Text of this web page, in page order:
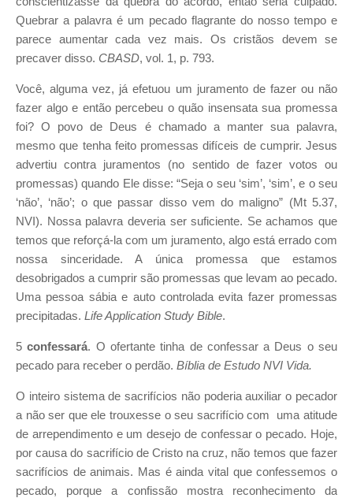
Quebrar a palavra é um pecado flagrante do nosso tempo e
parece aumentar cada vez mais. Os cristãos devem se
precaver disso. CBASD, vol. 1, p. 793.
Você, alguma vez, já efetuou um juramento de fazer ou não
fazer algo e então percebeu o quão insensata sua promessa
foi? O povo de Deus é chamado a manter sua palavra,
mesmo que tenha feito promessas difíceis de cumprir. Jesus
advertiu contra juramentos (no sentido de fazer votos ou
promessas) quando Ele disse: “Seja o seu ‘sim’, ‘sim’, e o seu
‘não’, ‘não’; o que passar disso vem do maligno” (Mt 5.37,
NVI). Nossa palavra deveria ser suficiente. Se achamos que
temos que reforçá-la com um juramento, algo está errado com
nossa sinceridade. A única promessa que estamos
desobrigados a cumprir são promessas que levam ao pecado.
Uma pessoa sábia e auto controlada evita fazer promessas
precipitadas. Life Application Study Bible.
5confessará. O ofertante tinha de confessar a Deus o seu
pecado para receber o perdão. Bíblia de Estudo NVI Vida.
O inteiro sistema de sacrifícios não poderia auxiliar o pecador
a não ser que ele trouxesse o seu sacrifício com uma atitude
de arrependimento e um desejo de confessar o pecado. Hoje,
por causa do sacrifício de Cristo na cruz, não temos que fazer
sacrifícios de animais. Mas é ainda vital que confessemos o
pecado, porque a confissão mostra reconhecimento da